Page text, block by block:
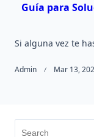
Guía para
Si alguna vez te
Admin Mar 13,
Search